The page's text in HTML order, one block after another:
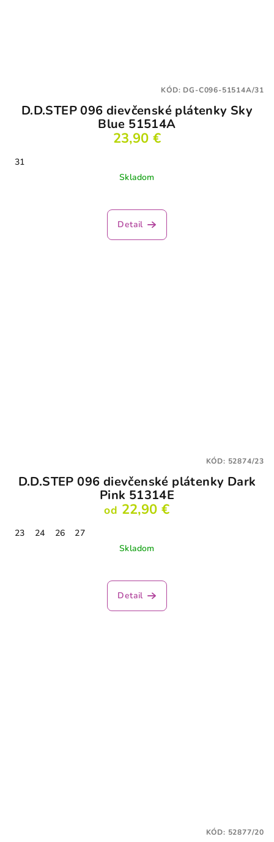
D.D.STEP 096 dievčenské plátenky Sky
Blue 51514A
23,90 €
31
Skladom
Detail
KÓD: DG-C096-51514A/31
D.D.STEP 096 dievčenské plátenky Dark
Pink 51314E
od 22,90 €
23 24 26
27
Skladom
Detail
KÓD: 52874/23
KÓD: 52877/20